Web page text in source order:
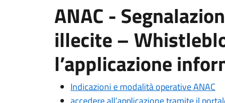
ANAC -
illecite –
l’applicazione
Indicazioni e modalità operative ANAC